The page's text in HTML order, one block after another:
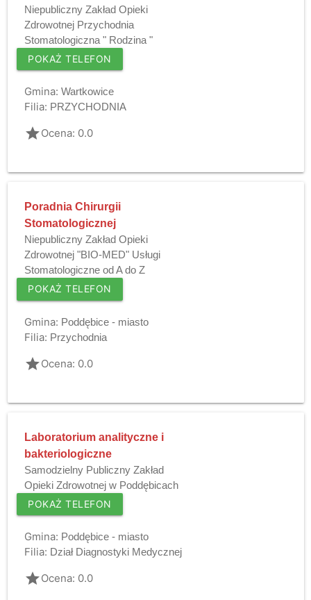
Niepubliczny Zakład Opieki
Zdrowotnej Przychodnia
Stomatologiczna " Rodzina "
POKAŻ TELEFON
Gmina: Wartkowice
Filia: PRZYCHODNIA
gradeOcena: 0.0
Poradnia Chirurgii
Stomatologicznej
Niepubliczny Zakład Opieki
Zdrowotnej "BIO-MED" Usługi
Stomatologiczne od A do Z
POKAŻ TELEFON
Gmina: Poddębice - miasto
Filia: Przychodnia
gradeOcena: 0.0
Laboratorium analityczne i
bakteriologiczne
Samodzielny Publiczny Zakład
Opieki Zdrowotnej w Poddębicach
POKAŻ TELEFON
Gmina: Poddębice - miasto
Filia: Dział Diagnostyki Medycznej
gradeOcena: 0.0